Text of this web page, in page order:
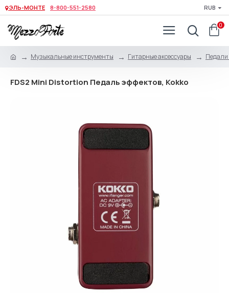
ЭЛЬ-МОНТЕ 8-800-551-2580 RUB
0
Музыкальные инструменты Гитарные аксессуары Педали
FDS2 Mini Distortion Педаль эффектов, Kokko